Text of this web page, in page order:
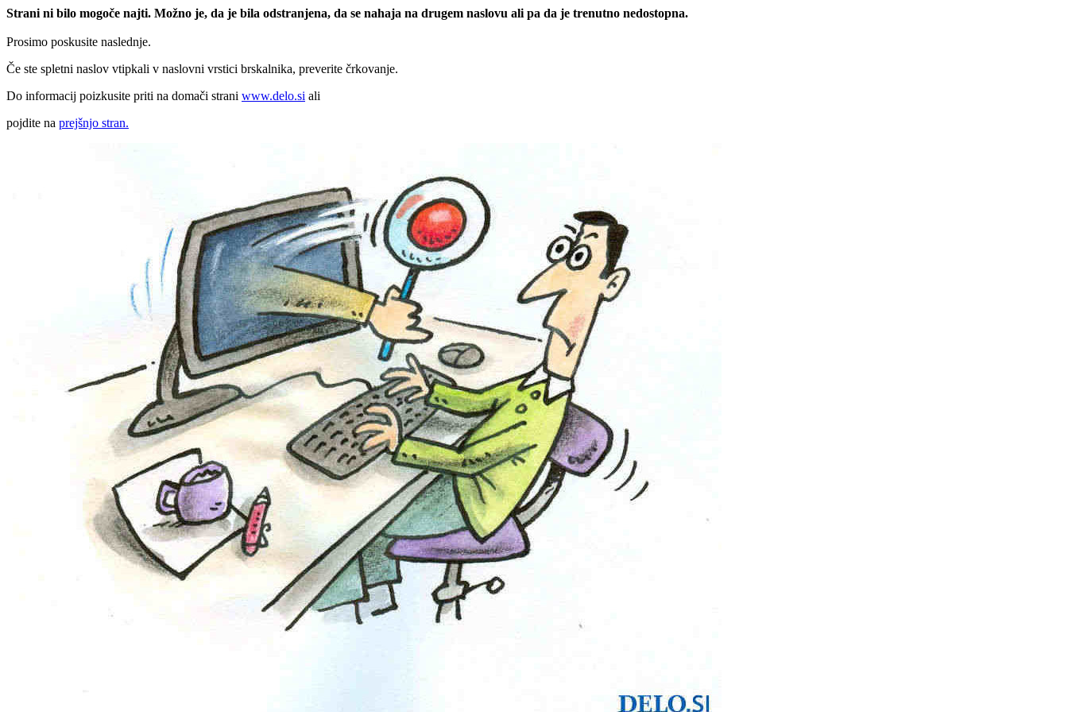
Strani ni bilo mogoče najti. Možno je, da je bila odstranjena, da se nahaja na drugem naslovu ali pa da je trenutno nedostopna.
Prosimo poskusite naslednje.
Če ste spletni naslov vtipkali v naslovni vrstici brskalnika, preverite črkovanje.
Do informacij poizkusite priti na domači strani www.delo.si ali
pojdite na prejšnjo stran.